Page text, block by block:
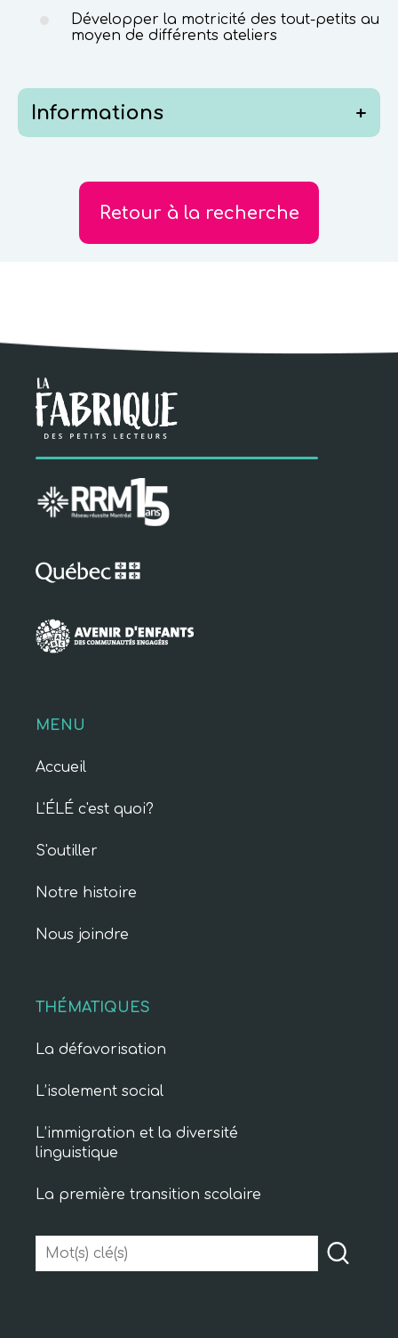
Développer la motricité des tout-petits au
moyen de différents ateliers
Informations
Retour à la recherche
MENU
Accueil
L'ÉLÉ c'est quoi?
S'outiller
Notre histoire
Nous joindre
THÉMATIQUES
La défavorisation
L’isolement social
L’immigration et la diversité
linguistique
La première transition scolaire